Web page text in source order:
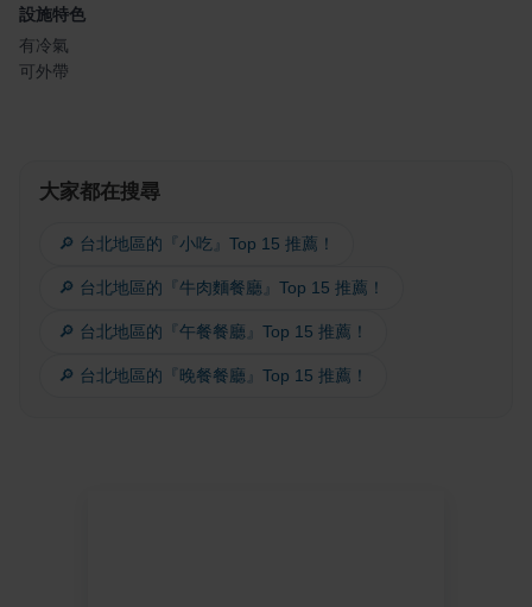
設施特色
有冷氣
可外帶
大家都在搜尋
🔎 台北地區的『小吃』Top 15 推薦！
🔎 台北地區的『牛肉麵餐廳』Top 15 推薦！
🔎 台北地區的『午餐餐廳』Top 15 推薦！
🔎 台北地區的『晚餐餐廳』Top 15 推薦！